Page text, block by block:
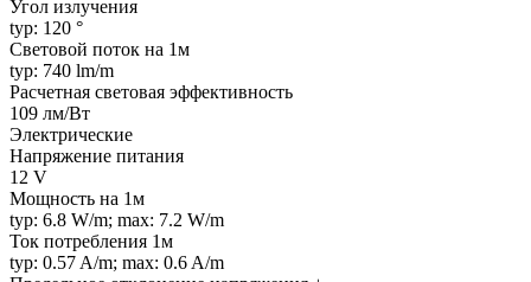
Угол излучения
typ: 120 °
Световой поток на 1м
typ: 740 lm/m
Расчетная световая эффективность
109 лм/Вт
Электрические
Напряжение питания
12 V
Мощность на 1м
typ: 6.8 W/m; max: 7.2 W/m
Ток потребления 1м
typ: 0.57 A/m; max: 0.6 A/m